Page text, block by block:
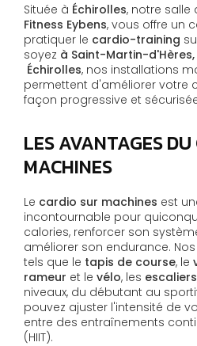
Située à Échirolles, notre salle
Fitness Eybens, vous offre un
pratiquer le cardio-training
soyez à Saint-Martin-
Échirolles, nos installations
permettent d'améliorer votre
façon progressive et
LES AVANTAGES DU
MACHINES
Le cardio sur machines est
incontournable pour
calories, renforcer son
améliorer son endurance.
tels que le tapis de course, le
rameur et le vélo, les escaliers
niveaux, du débutant au
pouvez ajuster l'intensité de
entre des entraînements
(HIIT).